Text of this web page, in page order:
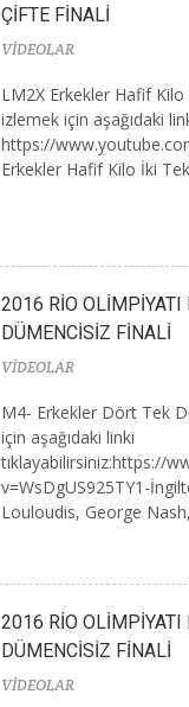
ÇİFTE FİNALİ
VİDEOLAR
LM2X Erkekler Hafif Kilo
izlemek için aşağıdaki
https://
Erkekler Hafif Kilo İki
2016 RİO OLİMPİYATI
DÜMENCİSİZ FİNALİ
VİDEOLAR
M4- Erkekler Dört Tek
için aşağıdaki linki
tıklayabilirsiniz:https://
v=WsDgUS925TY1-
Louloudis, George
2016 RİO OLİMPİYATI
DÜMENCİSİZ FİNALİ
VİDEOLAR